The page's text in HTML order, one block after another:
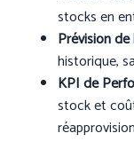
stocks en
Prévision
historique,
KPI de
stock et